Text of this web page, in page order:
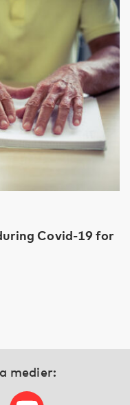
Covid-19 for
medier: